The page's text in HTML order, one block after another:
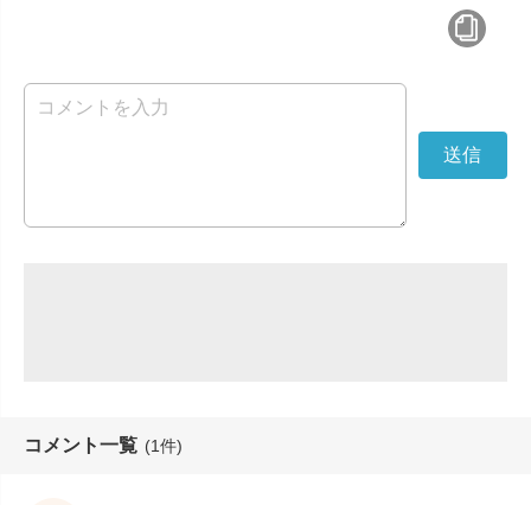
コメント一覧 (1件)